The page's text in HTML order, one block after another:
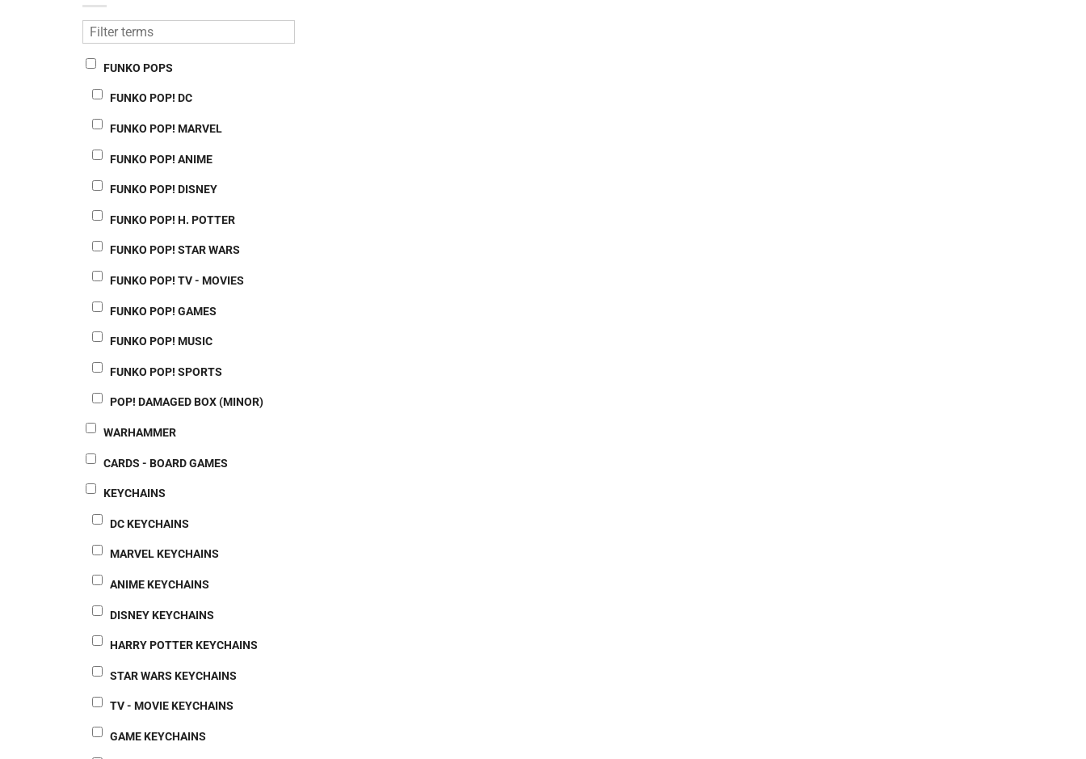
FUNKO POPS
FUNKO POP! DC
FUNKO POP! MARVEL
FUNKO POP! ANIME
FUNKO POP! DISNEY
FUNKO POP! H. POTTER
FUNKO POP! STAR WARS
FUNKO POP! TV - MOVIES
FUNKO POP! GAMES
FUNKO POP! MUSIC
FUNKO POP! SPORTS
POP! DAMAGED BOX (MINOR)
WARHAMMER
CARDS - BOARD GAMES
KEYCHAINS
DC KEYCHAINS
MARVEL KEYCHAINS
ANIME KEYCHAINS
DISNEY KEYCHAINS
HARRY POTTER KEYCHAINS
STAR WARS KEYCHAINS
TV - MOVIE KEYCHAINS
GAME KEYCHAINS